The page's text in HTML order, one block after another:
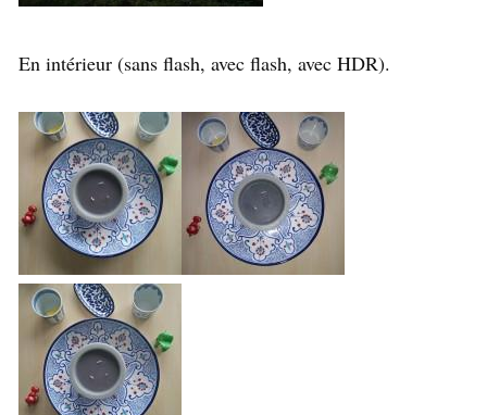
En intérieur (sans flash, avec flash, avec HDR).